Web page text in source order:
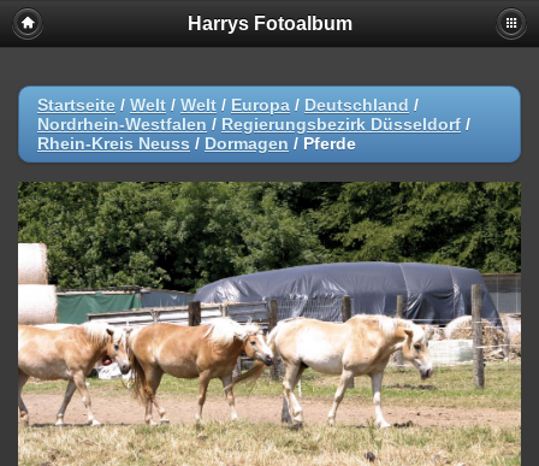
Harrys Fotoalbum
Startseite / Welt / Welt / Europa / Deutschland /
Nordrhein-Westfalen / Regierungsbezirk Düsseldorf /
Rhein-Kreis Neuss / Dormagen / Pferde